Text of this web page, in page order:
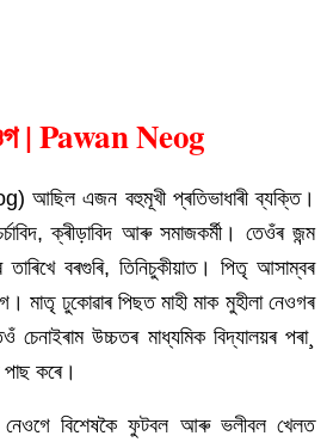
| Pawan Neog
এজন বহুমূখী প্ৰতিভাধাৰী ব্যক্তি।
ক্ৰীড়াবিদ আৰু সমাজকৰ্মী। তেওঁৰ জন্ম
বৰগুৰি, তিনিচুকীয়াত। পিতৃ আসাম্বৰ
মাতৃ ঢুকোৱাৰ পিছত মাহী মাক মুহীলা নেওগৰ
চেনাইৰাম উচ্চতৰ মাধ্যমিক বিদ্যালয়ৰ পৰা¸
পাছ কৰে।
নেওগে বিশেষকৈ ফুটবল আৰু ভলীবল খেলত